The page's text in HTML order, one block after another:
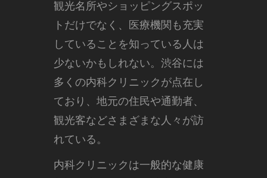
観光名所やショッピングスポッ
トだけでなく、医療機関も充実
していることを知っている人は
少ないかもしれない。渋谷には
多くの内科クリニックが点在し
ており、地元の住民や通勤者、
観光客などさまざまな人々が訪
れている。
内科クリニックは一般的な健康